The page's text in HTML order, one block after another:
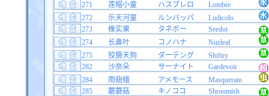
271
莲帽小童 ハスブレロ
Lombre
272
乐天河童 ルンパッパ
Ludicolo
273
橡实果 タネボー
Seedot
274
长鼻叶 コノハナ
Nuzleaf
275
狡猾天狗 ダーテング
Shiftry
282
沙奈朵 サーナイト
Gardevoir
284
雨翅蛾 アメモース
Masquerain
285
蘑蘑菇 キノココ
Shroomish